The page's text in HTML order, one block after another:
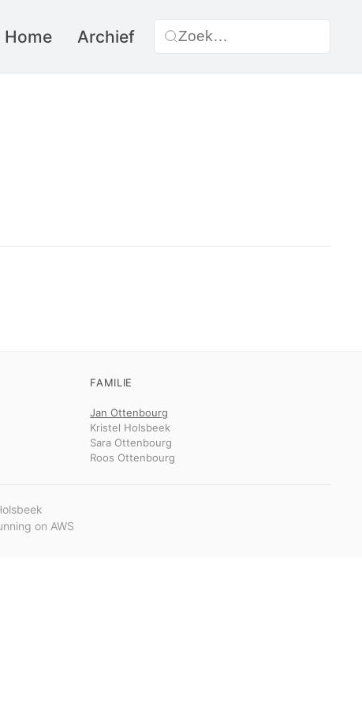
Home Archief
FAMILIE
Jan Ottenbourg
Kristel Holsbeek
Sara Ottenbourg
Roos Ottenbourg
on AWS